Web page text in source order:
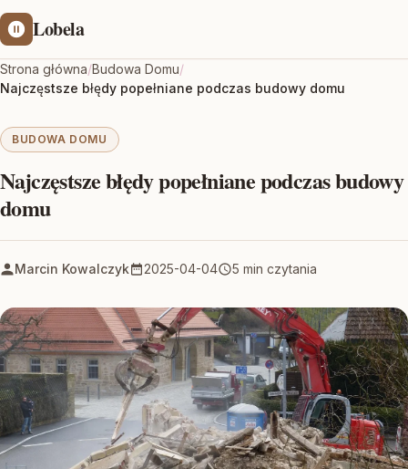
Lobela
Strona główna/Budowa Domu/
Najczęstsze błędy popełniane podczas budowy domu
BUDOWA DOMU
Najczęstsze błędy popełniane podczas budowy
domu
Marcin Kowalczyk 2025-04-04 5 min czytania